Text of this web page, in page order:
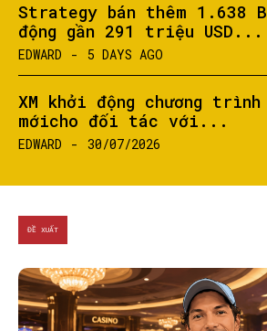
Strategy bán thêm 1.638
động gần 291 triệu USD...
EDWARD - 5 DAYS AGO
XM khởi động chương
mớicho đối tác với...
EDWARD - 30/07/2026
ĐỀ XUẤT